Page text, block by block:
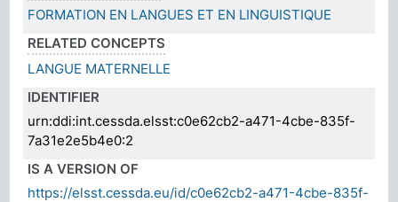
FORMATION EN LANGUES ET EN LINGUISTIQUE
RELATED CONCEPTS
LANGUE MATERNELLE
IDENTIFIER
urn:ddi:int.cessda.elsst:c0e62cb2-a471-4cbe-835f-
7a31e2e5b4e0:2
IS A VERSION OF
https://elsst.cessda.eu/id/c0e62cb2-a471-4cbe-835f-